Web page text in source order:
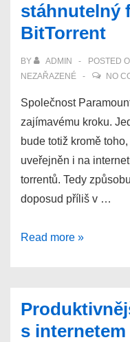
stáhnutelný
BitTorrent
BY ADMIN POSTED
NEZAŘAZENÉ
NO
Společnost
zajímavému kroku.
bude totiž kromě
uveřejněn i na
torrentů. Tedy
doposud příliš v …
The
legálně
stáhnutelný
Read more »
s